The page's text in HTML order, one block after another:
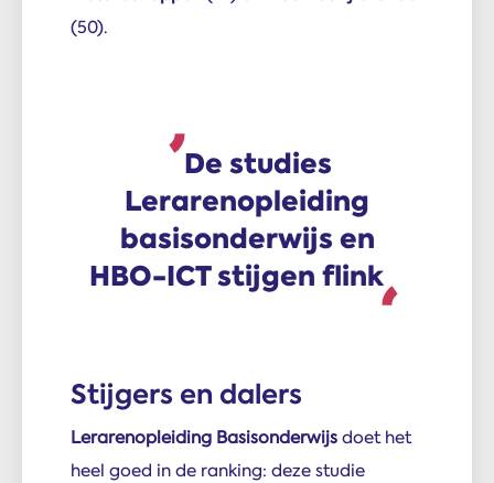
(50).
De studies
Lerarenopleiding
basisonder­wijs en
HBO-ICT stijgen flink
Stijgers en dalers
Lerarenopleiding Basis­onderwijsdoet het
heel goed in de ranking: deze studie